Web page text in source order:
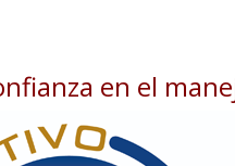
en el